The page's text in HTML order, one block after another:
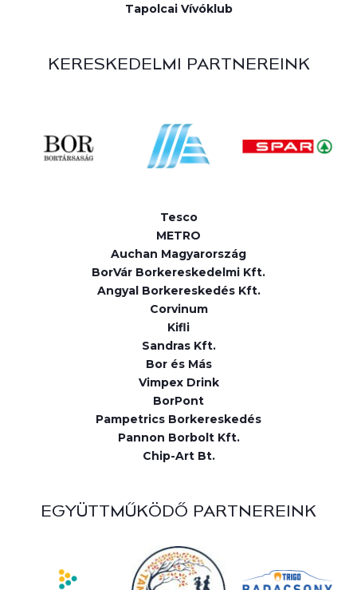
Tapolcai Vívóklub
KERESKEDELMI PARTNEREINK
Tesco
METRO
Auchan Magyarország
BorVár Borkereskedelmi Kft.
Angyal Borkereskedés Kft.
Corvinum
Kifli
Sandras Kft.
Bor és Más
Vimpex Drink
BorPont
Pampetrics Borkereskedés
Pannon Borbolt Kft.
Chip-Art Bt.
EGYÜTTMŰKÖDŐ PARTNEREINK